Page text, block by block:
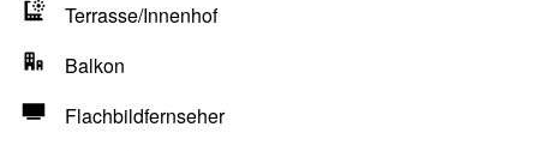
Terrasse/Innenhof
Balkon
Flachbildfernseher